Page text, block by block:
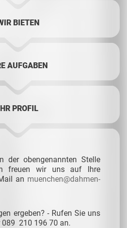
BIETEN
AUFGABEN
PROFIL
der obengenannten Stelle
freuen wir uns auf Ihre
an muenchen@dahmen-
ergeben? - Rufen Sie uns
210 196 70 an.